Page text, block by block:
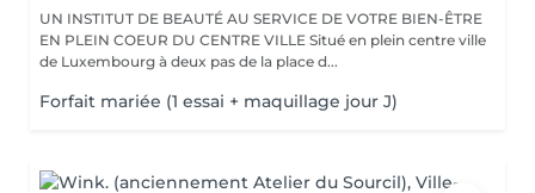
UN INSTITUT DE BEAUTÉ AU SERVICE DE VOTRE BIEN-ÊTRE
EN PLEIN COEUR DU CENTRE VILLE Situé en plein centre ville
de Luxembourg à deux pas de la place d...
Forfait mariée (1 essai + maquillage jour J)